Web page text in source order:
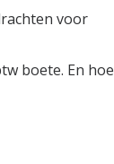
voor
boete. En hoe